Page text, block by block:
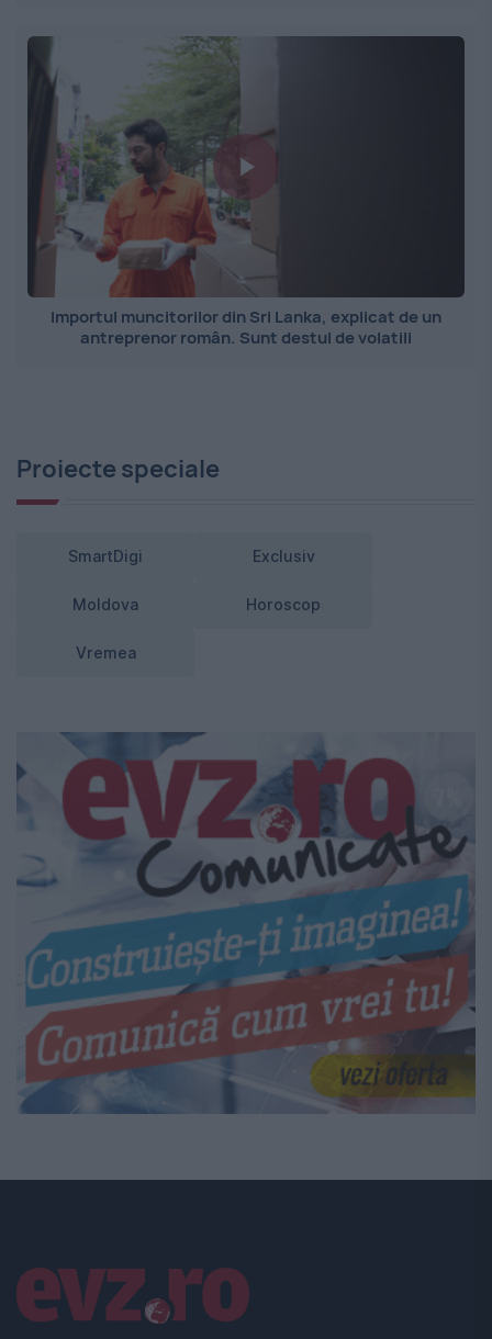
Importul muncitorilor din Sri Lanka, explicat de un
antreprenor român. Sunt destul de volatili
Proiecte speciale
SmartDigi Exclusiv
Moldova Horoscop
Vremea
Linkuri utile